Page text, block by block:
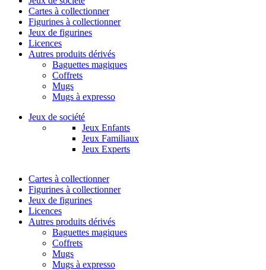
Cartes à collectionner
Figurines à collectionner
Jeux de figurines
Licences
Autres produits dérivés
Baguettes magiques
Coffrets
Mugs
Mugs à expresso
Jeux de société
Jeux Enfants
Jeux Familiaux
Jeux Experts
Cartes à collectionner
Figurines à collectionner
Jeux de figurines
Licences
Autres produits dérivés
Baguettes magiques
Coffrets
Mugs
Mugs à expresso